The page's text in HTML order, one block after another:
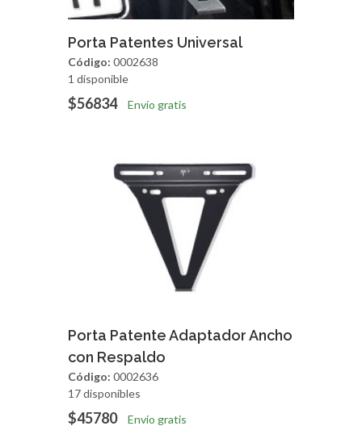
Agregar Vista Rapida
Porta Patentes Universal
Código: 0002638
1 disponible
$56834 Envío gratis
Agregar Vista Rapida
Porta Patente Adaptador Ancho
con Respaldo
Código: 0002636
17 disponibles
$45780 Envío gratis